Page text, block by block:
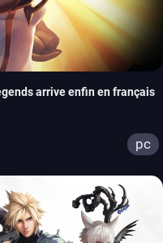
arrive enfin en français
pc